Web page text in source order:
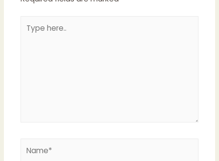
here..